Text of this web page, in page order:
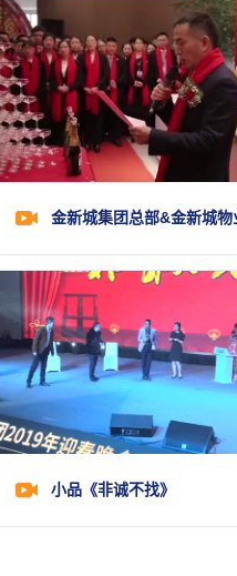
小品《非诚不找》